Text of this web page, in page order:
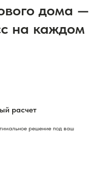
дома —
на каждом
расчет
решение под ваш